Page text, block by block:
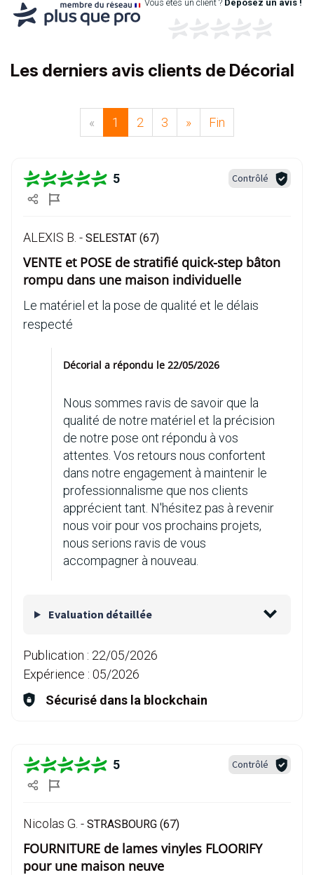
Vous êtes un client ? Déposez un avis !
Les derniers avis clients de Décorial
« 1 2 3 » Fin
5 Contrôlé
ALEXIS B. - SELESTAT (67)
VENTE et POSE de stratifié quick-step bâton
rompu dans une maison individuelle
Le matériel et la pose de qualité et le délais
respecté
Décorial a répondu le 22/05/2026
Nous sommes ravis de savoir que la
qualité de notre matériel et la précision
de notre pose ont répondu à vos
attentes. Vos retours nous confortent
dans notre engagement à maintenir le
professionnalisme que nos clients
apprécient tant. N'hésitez pas à revenir
nous voir pour vos prochains projets,
nous serions ravis de vous
accompagner à nouveau.
Evaluation détaillée
Publication : 22/05/2026
Expérience : 05/2026
Sécurisé dans la blockchain
5 Contrôlé
Nicolas G. - STRASBOURG (67)
FOURNITURE de lames vinyles FLOORIFY
pour une maison neuve